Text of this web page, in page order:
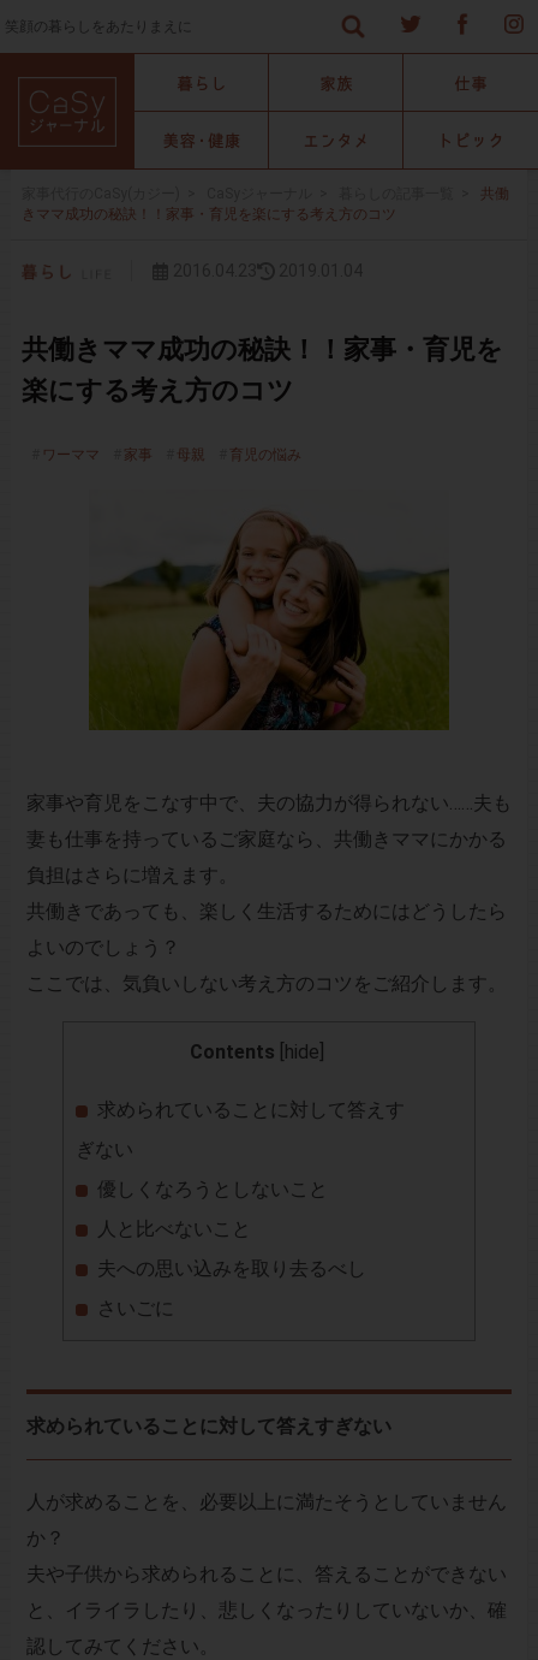
笑顔の暮らしをあたりまえに
共働
きママ成功の秘訣！！家事・育児を楽にする考え方のコツ
共働きママ成功の秘訣！！家事・育児を
楽にする考え方のコツ
ワーママ 家事 母親 育児の悩み
家事や育児をこなす中で、夫の協力が得られない……夫も
妻も仕事を持っているご家庭なら、共働きママにかかる
負担はさらに増えます。
共働きであっても、楽しく生活するためにはどうしたら
よいのでしょう？
ここでは、気負いしない考え方のコツをご紹介します。
Contents hide
求められていることに対して答えす
ぎない
優しくなろうとしないこと
人と比べないこと
夫への思い込みを取り去るべし
さいごに
求められていることに対して答えすぎない
人が求めることを、必要以上に満たそうとしていません
か？
夫や子供から求められることに、答えることができない
と、イライラしたり、悲しくなったりしていないか、確
認してみてください。